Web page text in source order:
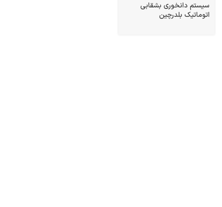
سیستم دانخوری بشقابی
اتوماتیک بلدرچین